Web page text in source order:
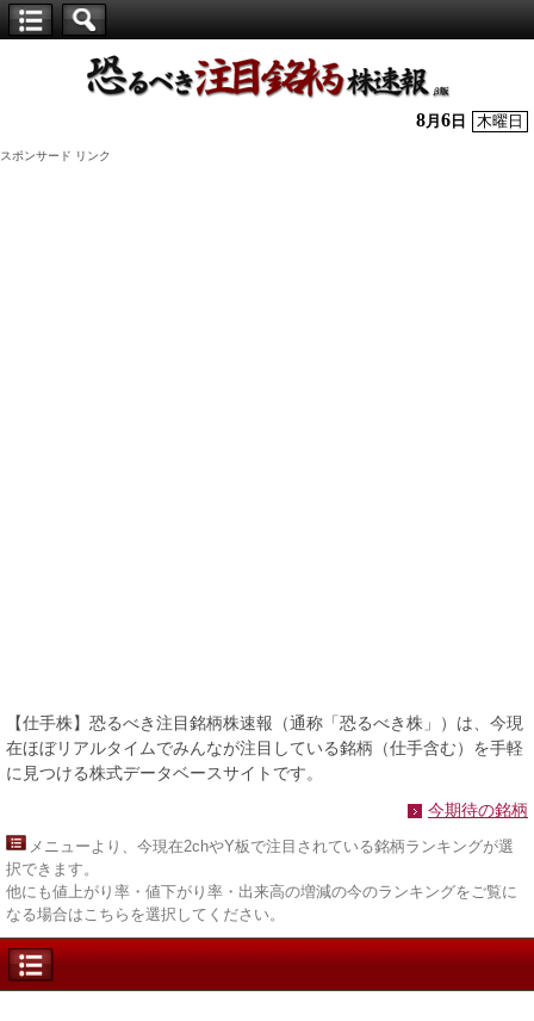
株】
8月 6 日 木曜日
スポンサード リンク
【仕手株】恐るべき注目銘柄株速報（通称「恐るべき株」）は、今現
在ほぼリアルタイムでみんなが注目している銘柄（仕手含む）を手軽
に見つける株式データベースサイトです。
今期待の銘柄
メニューより、今現在2chやY板で注目されている銘柄ランキングが選
択できます。
他にも値上がり率・値下がり率・出来高の増減の今のランキングをご覧に
なる場合はこちらを選択してください。